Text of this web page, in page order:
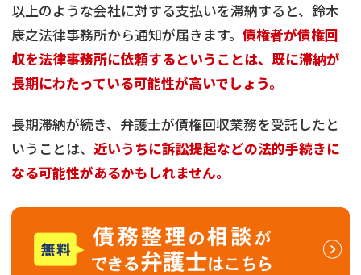
以上のような会社に対する支払いを滞納すると、鈴木
康之法律事務所から通知が届きます。 債権者が債権回
収を法律事務所に依頼するということは、既に滞納が
長期にわたっている可能性が高いでしょう。
長期滞納が続き、弁護士が債権回収業務を受託したと
いうことは、 近いうちに訴訟提起などの法的手続きに
なる可能性があるかもしれません。